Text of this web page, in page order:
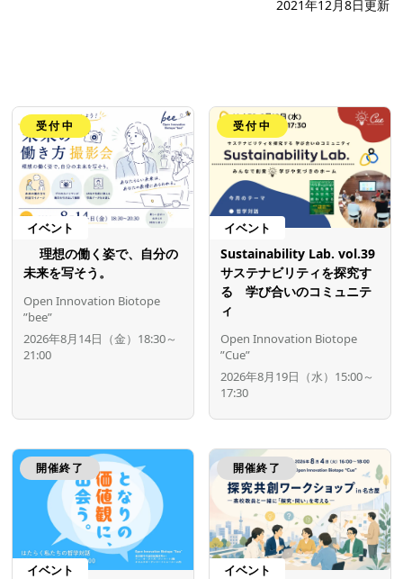
2021年12月8日更新
受付中
イベント
理想の働く姿で、自分の
未来を写そう。
Open Innovation Biotope
”bee”
2026年8月14日（金）18:30～
21:00
受付中
イベント
Sustainability Lab. vol.39
サステナビリティを探究す
る 学び合いのコミュニテ
ィ
Open Innovation Biotope
”Cue”
2026年8月19日（水）15:00～
17:30
開催終了
イベント
開催終了
イベント